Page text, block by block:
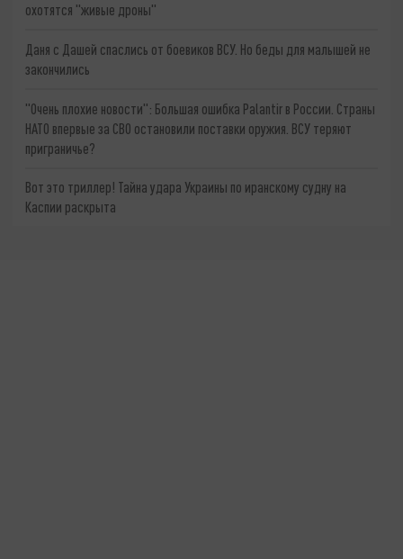
охотятся "живые дроны"
Даня с Дашей спаслись от боевиков ВСУ. Но беды для малышей не
закончились
"Очень плохие новости": Большая ошибка Palantir в России. Страны
НАТО впервые за СВО остановили поставки оружия. ВСУ теряют
приграничье?
Вот это триллер! Тайна удара Украины по иранскому судну на
Каспии раскрыта